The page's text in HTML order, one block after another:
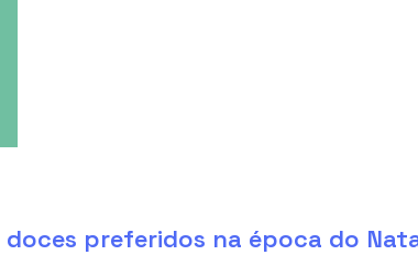
preferidos na época do